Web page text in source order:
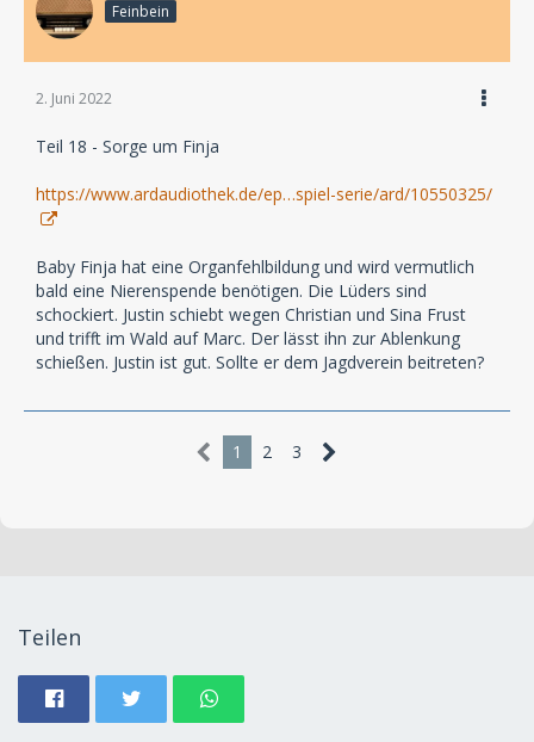
Feinbein
2. Juni 2022
Teil 18 - Sorge um Finja
https://www.ardaudiothek.de/ep…spiel-serie/ard/10550325/
Baby Finja hat eine Organfehlbildung und wird vermutlich
bald eine Nierenspende benötigen. Die Lüders sind
schockiert. Justin schiebt wegen Christian und Sina Frust
und trifft im Wald auf Marc. Der lässt ihn zur Ablenkung
schießen. Justin ist gut. Sollte er dem Jagdverein beitreten?
1 2 3
Teilen